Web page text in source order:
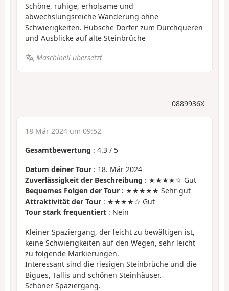
Schöne, ruhige, erholsame und
abwechslungsreiche Wanderung ohne
Schwierigkeiten. Hübsche Dörfer zum Durchqueren
und Ausblicke auf alte Steinbrüche
Maschinell übersetzt
0889936X
18 Mär 2024 um 09:52
Gesamtbewertung : 4.3 / 5
Datum deiner Tour : 18. Mär 2024
Zuverlässigkeit der Beschreibung : ★★★★☆ Gut
Bequemes Folgen der Tour : ★★★★★ Sehr gut
Attraktivität der Tour : ★★★★☆ Gut
Tour stark frequentiert : Nein
Kleiner Spaziergang, der leicht zu bewältigen ist,
keine Schwierigkeiten auf den Wegen, sehr leicht
zu folgende Markierungen.
Interessant sind die riesigen Steinbrüche und die
Bigues, Tallis und schönen Steinhäuser.
Schöner Spaziergang.